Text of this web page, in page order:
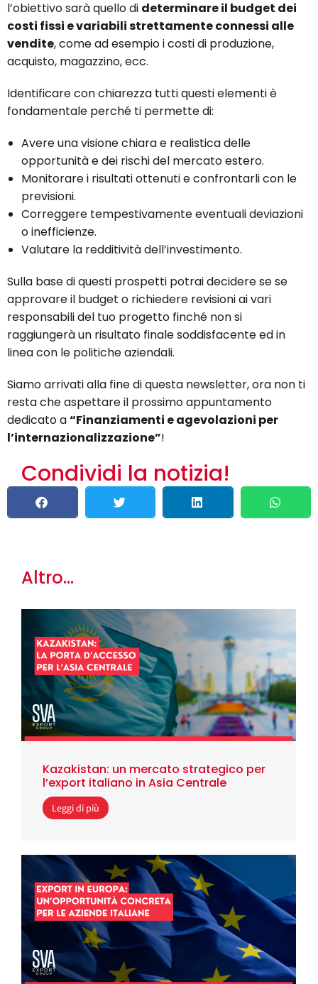
l’obiettivo sarà quello di determinare il budget dei
costi fissi e variabili strettamente connessi alle
vendite, come ad esempio i costi di produzione,
acquisto, magazzino, ecc.
Identificare con chiarezza tutti questi elementi è
fondamentale perché ti permette di:
Avere una visione chiara e realistica delle
opportunità e dei rischi del mercato estero.
Monitorare i risultati ottenuti e confrontarli con le
previsioni.
Correggere tempestivamente eventuali deviazioni
o inefficienze.
Valutare la redditività dell’investimento.
Sulla base di questi prospetti potrai decidere se se
approvare il budget o richiedere revisioni ai vari
responsabili del tuo progetto finché non si
raggiungerà un risultato finale soddisfacente ed in
linea con le politiche aziendali.
Siamo arrivati alla fine di questa newsletter, ora non ti
resta che aspettare il prossimo appuntamento
dedicato a“Finanziamenti e agevolazioni per
l’internazionalizzazione”!
Condividi la notizia!
Altro...
Kazakistan: un mercato strategico per
l’export italiano in Asia Centrale
Leggi di più